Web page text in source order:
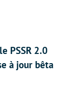
PSSR 2.0
à jour bêta